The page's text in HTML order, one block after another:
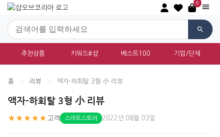
0
추천상품 키워드#샵 베스트100 기업/단체
홈 › 리뷰 › 액자-하회탈 3형 小 리뷰
액자-하회탈 3형 小 리뷰
★★★★★ 고객 스마트스토어 2022년 08월 03일